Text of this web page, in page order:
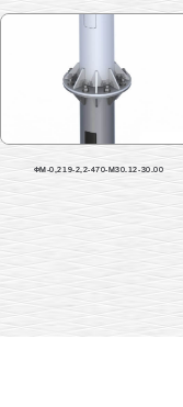
ФМ-0,219-2,2-470-М30.12-30.00